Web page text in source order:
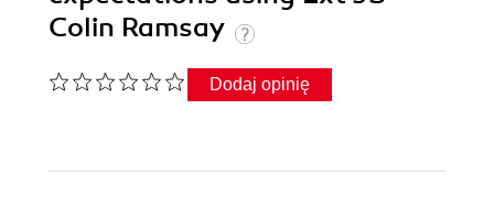
Colin Ramsay
Dodaj opinię